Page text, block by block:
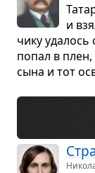
и
чику
попал в
сына и тот